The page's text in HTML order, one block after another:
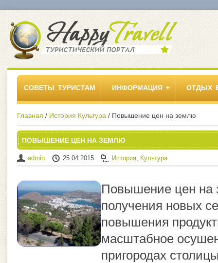
СОВЕТЫ ТУРИСТАМ ИНФОРМАЦИЯ ОТДЫХ
Главная / История Культура / Повышение цен на землю
ПОВЫШЕНИЕ ЦЕН НА ЗЕМЛЮ
admin 25.04.2015 История, Культура
Повышение цен на
получения новых
повышения
масштабное
пригородах